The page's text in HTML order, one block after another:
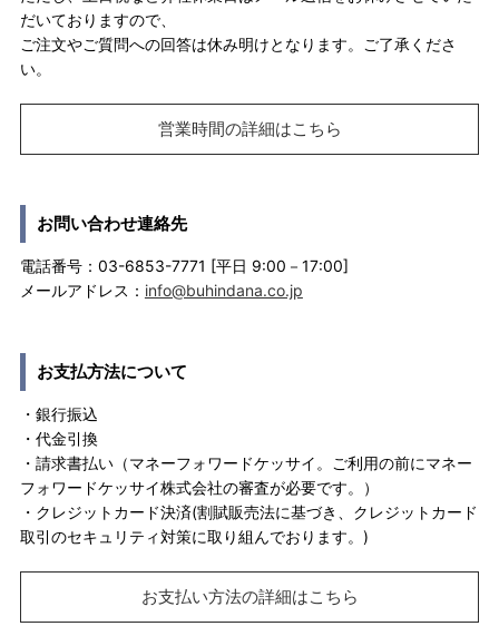
だいておりますので、
ご注文やご質問への回答は休み明けとなります。ご了承くださ
い。
営業時間の詳細はこちら
お問い合わせ連絡先
電話番号：03-6853-7771 [平日 9:00－17:00]
メールアドレス： info@buhindana.co.jp
お支払方法について
・銀行振込
・代金引換
・請求書払い（マネーフォワードケッサイ。ご利用の前にマネー
フォワードケッサイ株式会社の審査が必要です。）
・クレジットカード決済(割賦販売法に基づき、クレジットカード
取引のセキュリティ対策に取り組んでおります。)
お支払い方法の詳細はこちら